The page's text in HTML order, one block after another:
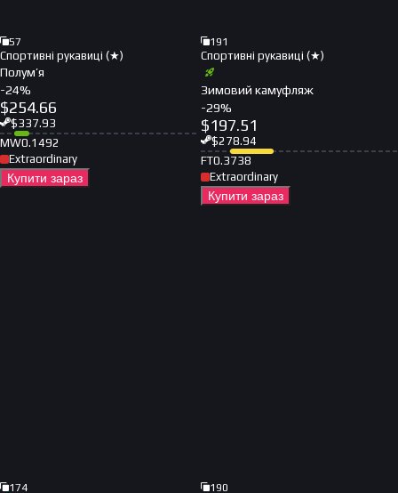
57
Спортивні рукавиці (★)
Полум’я
-24%
$254.66
$337.93
MW0.1492
Extraordinary
Купити зараз
191
Спортивні рукавиці (★)
Зимовий камуфляж
-29%
$197.51
$278.94
FT0.3738
Extraordinary
Купити зараз
174 190